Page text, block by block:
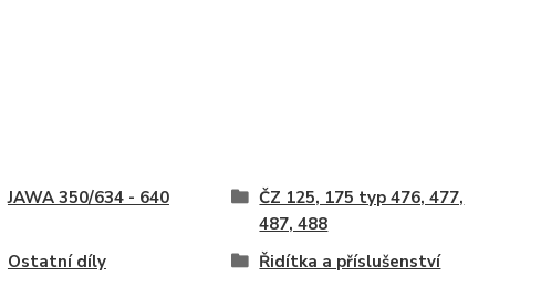
JAWA 350/634 - 640
ČZ 125, 175 typ 476, 477,
487, 488
Ostatní díly
Řidítka a příslušenství